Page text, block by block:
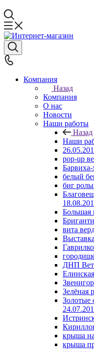
Компания
Назад
Компания
О нас
Новости
Наши работы
Назад
Наши
pop-up
белый
биг ролы
Большая
вита
ДНП
Зелёная
Золотые
крыша
крыша